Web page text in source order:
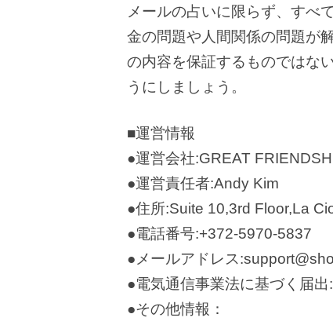
メールの占いに限らず、すべ
金の問題や人間関係の問題が
の内容を保証するものではな
うにしましょう。
■運営情報
●運営会社:GREAT
●運営責任者:Andy Kim
●住所:Suite 10,3rd Floor,La
●電話番号:+372-5970-5837
●メールアドレス
●電気通信事業法に基づく届出:
●その他情報：